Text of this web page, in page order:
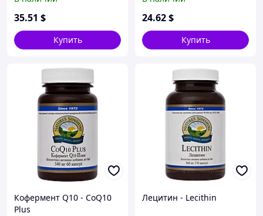
35.51 $
Купить
24.62$
Купить
Кофермент Q10 - CoQ10
Plus
Лецитин - Lecithin